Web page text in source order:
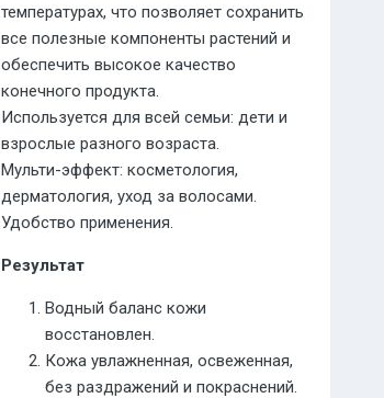
температурах, что позволяет сохранить
все полезные компоненты растений и
обеспечить высокое качество
конечного продукта.
Используется для всей семьи: дети и
взрослые разного возраста.
Мульти-эффект: косметология,
дерматология, уход за волосами.
Удобство применения.
Результат
Водный баланс кожи
восстановлен.
Кожа увлажненная, освеженная,
без раздражений и покраснений.